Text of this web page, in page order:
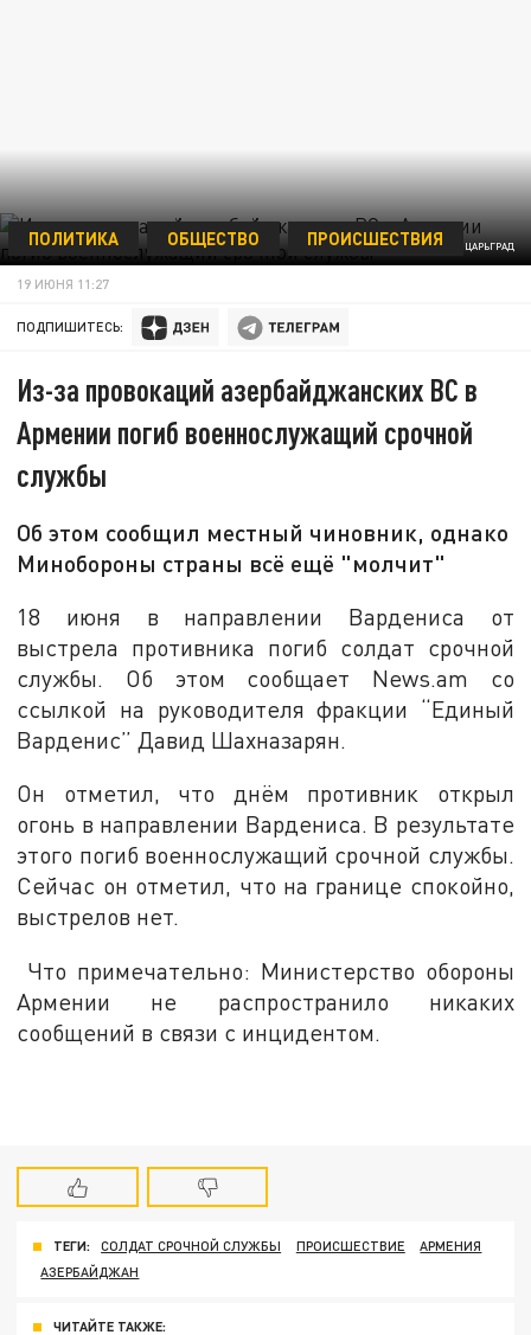
ФОТО: ЦАРЬГРАД
ПОЛИТИКА ОБЩЕСТВО ПРОИСШЕСТВИЯ
19 ИЮНЯ 11:27
ПОДПИШИТЕСЬ:
Из-за провокаций азербайджанских ВС в
Армении погиб военнослужащий срочной
службы
Об этом сообщил местный чиновник, однако
Минобороны страны всё ещё "молчит"
18 июня в направлении Вардениса от
выстрела противника погиб солдат срочной
службы. Об этом сообщает News.am со
ссылкой на руководителя фракции “Единый
Варденис” Давид Шахназарян.
Он отметил, что днём противник открыл
огонь в направлении Вардениса. В результате
этого погиб военнослужащий срочной службы.
Сейчас он отметил, что на границе спокойно,
выстрелов нет.
Что примечательно: Министерство обороны
Армении не распространило никаких
сообщений в связи с инцидентом.
ТЕГИ: СОЛДАТ СРОЧНОЙ СЛУЖБЫ ПРОИСШЕСТВИЕ
АРМЕНИЯ
АЗЕРБАЙДЖАН
ЧИТАЙТЕ ТАКЖЕ: